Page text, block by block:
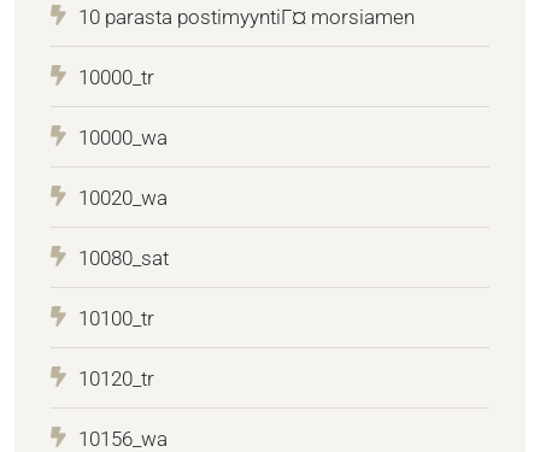
10 parasta postimyyntiГ¤ morsiamen
10000_tr
10000_wa
10020_wa
10080_sat
10100_tr
10120_tr
10156_wa